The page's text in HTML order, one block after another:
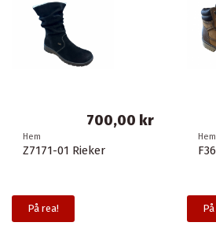
Hem
Hem
Z7171-01 Rieker
700,00 kr
På rea!